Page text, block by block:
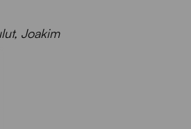
Joakim